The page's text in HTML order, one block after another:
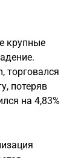
крупные
торговался
потеряв
на 4,83%